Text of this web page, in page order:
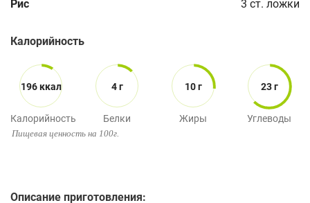
Рис 3 ст. ложки
Калорийность
196 ккал
Калорийность
4 г
Белки
10 г
Жиры
23 г
Углеводы
Пищевая ценность на 100г.
Описание приготовления: